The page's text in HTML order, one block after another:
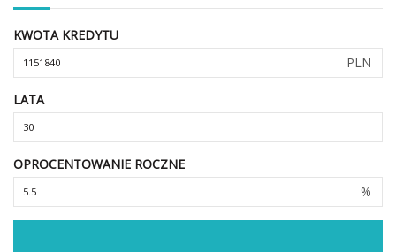
KWOTA KREDYTU
PLN
LATA
OPROCENTOWANIE ROCZNE
%